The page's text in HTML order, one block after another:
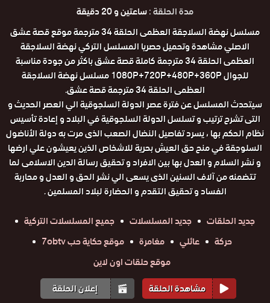
مدة الحلقة :ساعتين و 20 دقيقة
مسلسل نهضة السلاجقة العظمى الحلقة 34 مترجمة موقع قصة عشق
الاصلي مشاهدة وتحميل حصريا المسلسل التركي نهضة السلاجقة
العظمى الحلقة 34 مترجمة كاملة قصة عشق باكثر من جودة مناسبة
للجوال 1080P+720P+480P+360P مسلسل نهضة السلاجقة
العظمى الحلقة 34 مترجمة قصة عشق.
سيتحدث المسلسل عن فترة عصر الدولة السلجوقية الي العصر الحديث و
التى تشرح ترتيب و تسلسل الدولة السلجوقية في البلاد و إعادة تأسيس
نظام الحكم بها ، يسرد تفاصيل النضال الصعب الذى مرت به دولة الأناضول
السلوجقة في منح حق العيش بحرية للاشخاص الذين يعيشون علي ارضها
و نشر السلام و العدل بها بين الافراد و تحقيق رسالة الدين الاسلامى لما
تتضمنه من آلاف السنين الذى يسعى الي نشر الحق و العدل و محاربة
الفساد و تحقيق التقدم و الحضارة لبلاد المسلمين .
جديد الحلقات
جديد المسلسلات
جميع المسلسلات التركية
حركة
عائلي مغامرة
موقع حكاية حب 7obtv
موقع حلقات اون لاين
مشاهدة الحلقة
إعلان الحلقة